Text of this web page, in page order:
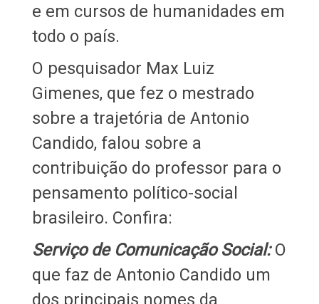
e em cursos de humanidades em
todo o país.
O pesquisador Max Luiz
Gimenes, que fez o mestrado
sobre a trajetória de Antonio
Candido, falou sobre a
contribuição do professor para o
pensamento político-social
brasileiro. Confira:
Serviço de Comunicação Social: O
que faz de Antonio Candido um
dos principais nomes da